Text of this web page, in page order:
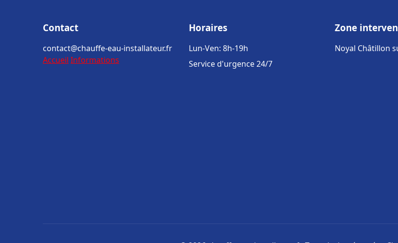
Contact
contact@chauffe-eau-installateur.fr
Accueil Informations
Horaires
Lun-Ven: 8h-19h
Service d'urgence 24/7
Zone
Noyal Châtillon